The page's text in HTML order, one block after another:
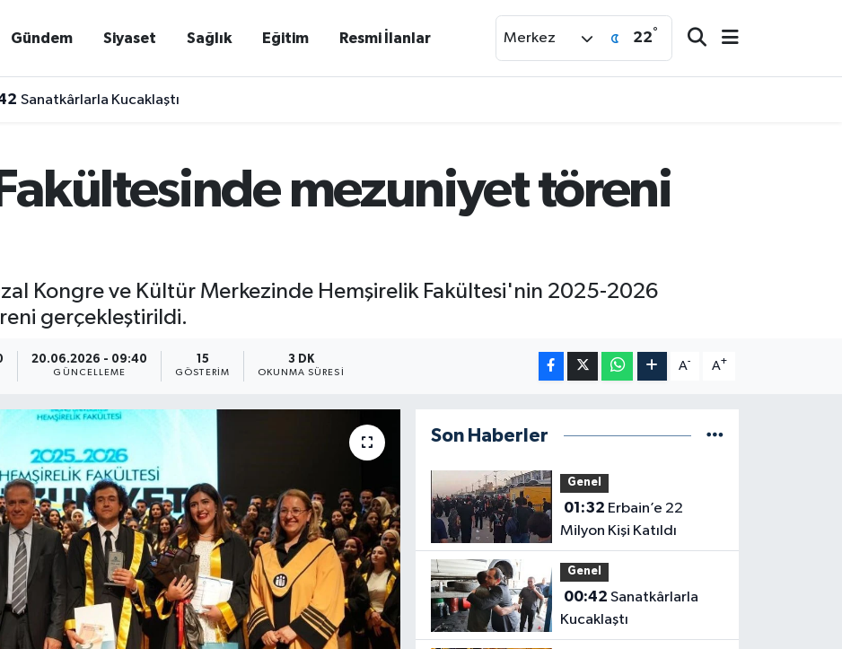
Gündem Siyaset Sağlık Eğitim Resmi İlanlar Merkez 22°
Sanatkârlarla Kucaklaştı
mezuniyet töreni
Kongre ve Kültür Merkezinde Hemşirelik Fakültesi'nin 2025-2026
gerçekleştirildi.
20.06.2026 - 09:40
GÜNCELLEME
15
GÖSTERIM
3 DK
OKUNMA SÜRESI
A- A+
Son Haberler
Genel
01:32
Milyon Kişi Katıldı
Genel
00:42
Kucaklaştı